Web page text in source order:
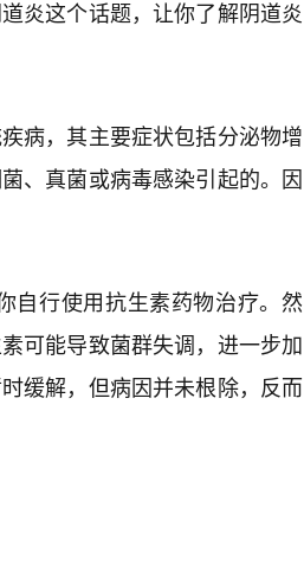
炎这个话题，让你了解阴道炎
病，其主要症状包括分泌物增
、真菌或病毒感染引起的。因
自行使用抗生素药物治疗。然
可能导致菌群失调，进一步加
缓解，但病因并未根除，反而